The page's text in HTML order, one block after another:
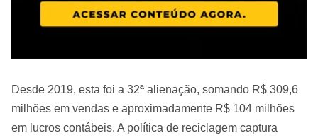
Desde 2019, esta foi a 32ª alienação, somando R$ 309,6
milhões em vendas e aproximadamente R$ 104 milhões
em lucros contábeis. A política de reciclagem captura